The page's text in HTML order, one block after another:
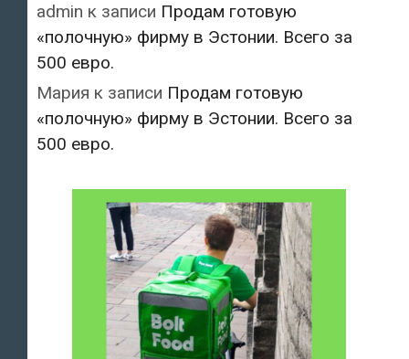
admin к записи Продам готовую
«полочную» фирму в Эстонии. Всего за
500 евро.
Мария к записи Продам готовую
«полочную» фирму в Эстонии. Всего за
500 евро.